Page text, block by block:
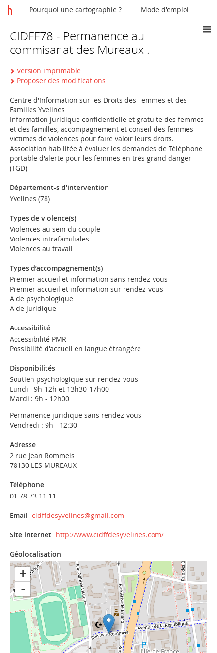
Vous
êtes
CIDFF78 - Permanence au
commisariat des Mureaux .
Version imprimable
Proposer des modifications
Centre d'Information sur les Droits des Femmes et des
Familles Yvelines
Information juridique confidentielle et gratuite des femmes
et des familles, accompagnement et conseil des femmes
victimes de violences pour faire valoir leurs droits.
Association habilitée à évaluer les demandes de Téléphone
portable d'alerte pour les femmes en très grand danger
(TGD)
Département-s d’intervention
Yvelines (78)
Types de violence(s)
Violences au sein du couple
Violences intrafamiliales
Violences au travail
Types d’accompagnement(s)
Premier accueil et information sans rendez-vous
Premier accueil et information sur rendez-vous
Aide psychologique
Aide juridique
Accessibilité
Accessibilité PMR
Possibilité d'accueil en langue étrangère
Disponibilités
Soutien psychologique sur rendez-vous
Lundi : 9h-12h et 13h30-17h00
Mardi : 9h - 12h00
Permanence juridique sans rendez-vous
Vendredi : 9h - 12:30
Adresse
2 rue Jean Rommeis
78130 LES MUREAUX
Téléphone
01 78 73 11 11
Email cidffdesyvelines@gmail.com
Site internet http://www.cidffdesyvelines.com/
Géolocalisation
+
-
Pourquoi une cartographie ? Mode d'emploi